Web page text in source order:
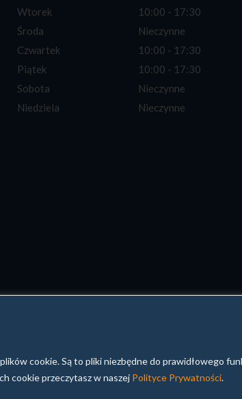
cookie. Są to pliki niezbędne do prawidłowego
cookie przeczytasz w naszej Polityce Prywatności.
Wtorek
10:00 - 17:30
Środa
Nieczynne
Czwartek
10:00 - 17:30
Piątek
10:00 - 17:30
Sobota
Nieczynne
Niedziela
Nieczynne